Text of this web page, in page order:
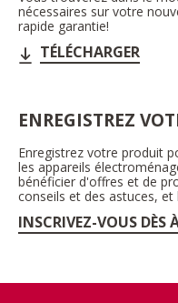
nécessaires sur votre
rapide garantie!
TÉLÉCHARGER
ENREGISTREZ
Enregistrez votre produit
les appareils
bénéficier d'offres et de
conseils et des astuces, et
INSCRIVEZ-VOUS DÈS